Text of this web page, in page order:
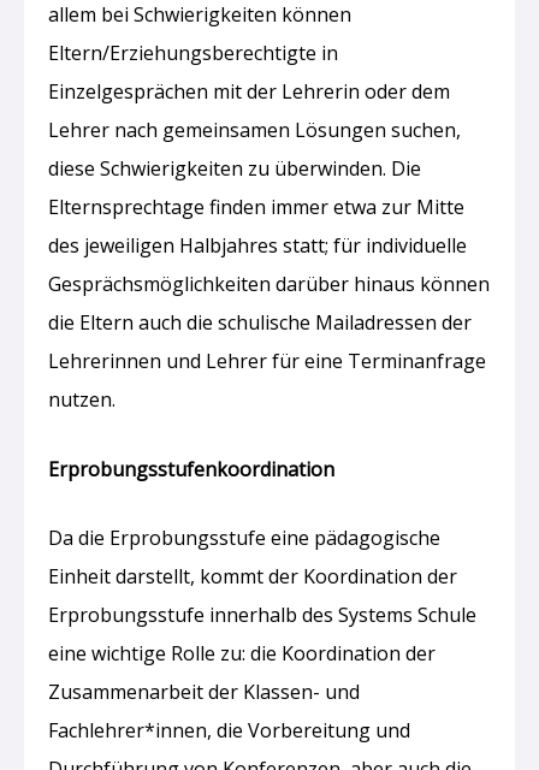
allem bei Schwierigkeiten können
Eltern/Erziehungsberechtigte in
Einzelgesprächen mit der Lehrerin oder dem
Lehrer nach gemeinsamen Lösungen suchen,
diese Schwierigkeiten zu überwinden. Die
Elternsprechtage finden immer etwa zur Mitte
des jeweiligen Halbjahres statt; für individuelle
Gesprächsmöglichkeiten darüber hinaus können
die Eltern auch die schulische Mailadressen der
Lehrerinnen und Lehrer für eine Terminanfrage
nutzen.
Erprobungsstufenkoordination
Da die Erprobungsstufe eine pädagogische
Einheit darstellt, kommt der Koordination der
Erprobungsstufe innerhalb des Systems Schule
eine wichtige Rolle zu: die Koordination der
Zusammenarbeit der Klassen- und
Fachlehrer*innen, die Vorbereitung und